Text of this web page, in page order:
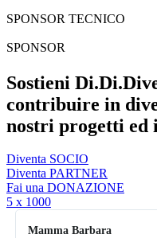
SPONSOR TECNICO
SPONSOR
Sostieni
contribuire in
nostri progetti ed
Diventa SOCIO
Diventa PARTNER
Fai una DONAZIONE
5 x 1000
Mamma Barbara